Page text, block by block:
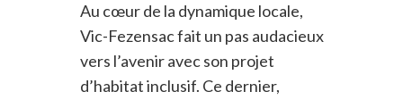
Au cœur de la dynamique locale,
Vic-Fezensac fait un pas audacieux
vers l’avenir avec son projet
d’habitat inclusif. Ce dernier,